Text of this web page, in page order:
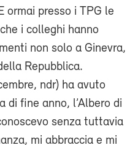
ormai presso i TPG le
i colleghi hanno
non solo a Ginevra,
Repubblica.
ndr) ha avuto
di fine anno, l’Albero di
senza tuttavia
mi abbraccia e mi